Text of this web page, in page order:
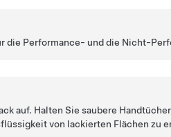
die Performance- und die Nicht-
auf. Halten Sie saubere
von lackierten Flächen zu